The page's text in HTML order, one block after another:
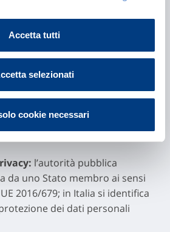
Accetta tutti
selezionati
cookie necessari
i dati personali attinenti alla
di una persona fisica, compresa
di assistenza sanitaria, che
relative allo stato di salute (ad es.
l’autorità pubblica
da uno Stato membro ai sensi
2016/679; in Italia si identifica
dei dati personali